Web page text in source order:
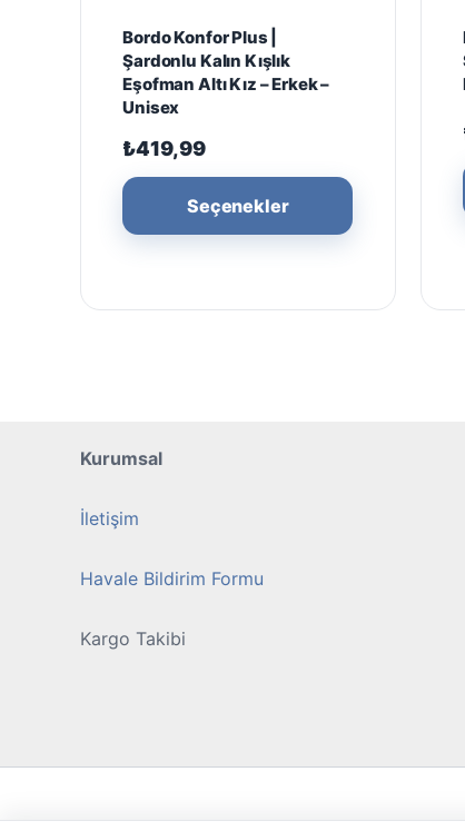
Bordo Konfor Plus |
Şardonlu Kalın Kışlık
Eşofman Altı Kız – Erkek –
Unisex
₺419,99
Seçenekler
Kurumsal
İletişim
Havale Bildirim Formu
Kargo Takibi